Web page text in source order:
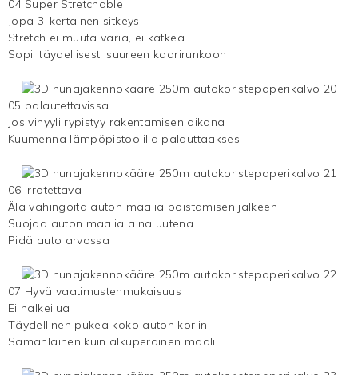
04 Super Stretchable
Jopa 3-kertainen sitkeys
Stretch ei muuta väriä, ei katkea
Sopii täydellisesti suureen kaarirunkoon
05 palautettavissa
Jos vinyyli rypistyy rakentamisen aikana
Kuumenna lämpöpistoolilla palauttaaksesi
06 irrotettava
Älä vahingoita auton maalia poistamisen jälkeen
Suojaa auton maalia aina uutena
Pidä auto arvossa
07 Hyvä vaatimustenmukaisuus
Ei halkeilua
Täydellinen pukea koko auton koriin
Samanlainen kuin alkuperäinen maali